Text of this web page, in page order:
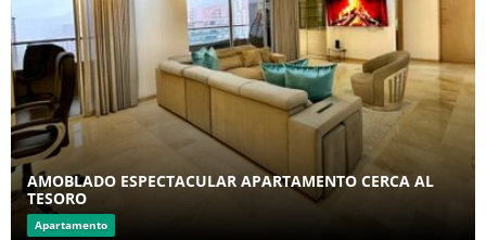
AMOBLADO ESPECTACULAR APARTAMENTO CERCA AL
TESORO
Apartamento